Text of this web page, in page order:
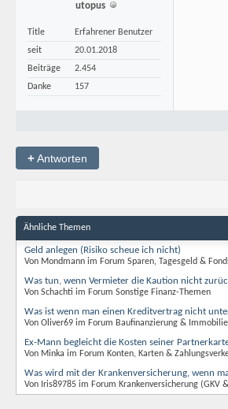
utopus
Title
Erfahrener Benutzer
seit
20.01.2018
Beiträge
2.454
Danke
157
+Antworten
Ähnliche Themen
Geld anlegen (Risiko scheue ich nicht)
Von Mondmann im Forum Sparen, Tagesgeld &
Was tun, wenn Vermieter die Kaution nicht
Von Schachti im Forum Sonstige Finanz-Themen
Was ist wenn man einen Kreditvertrag nicht
Von Oliver69 im Forum Baufinanzierung &
Ex-Mann begleicht die Kosten seiner
Von Minka im Forum Konten, Karten &
Was wird mit der Krankenversicherung, wenn
Von Iris89785 im Forum Krankenversicherung (GKV